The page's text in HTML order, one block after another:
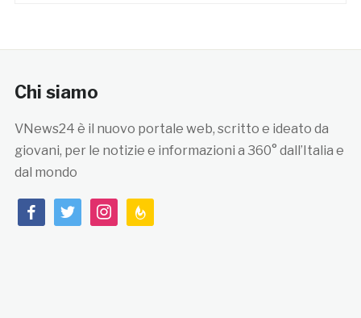
Chi siamo
VNews24 è il nuovo portale web, scritto e ideato da
giovani, per le notizie e informazioni a 360° dall’Italia e
dal mondo
facebooktwitterinstagramfeedburner